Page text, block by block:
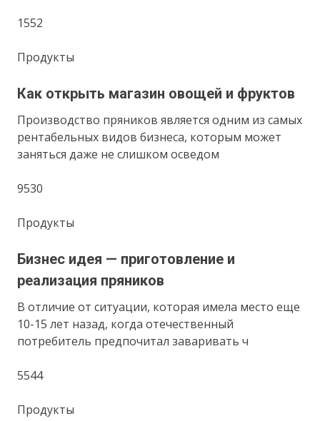
1552
Продукты
Как открыть магазин овощей и фруктов
Производство пряников является одним из самых
рентабельных видов бизнеса, которым может
заняться даже не слишком осведом
9530
Продукты
Бизнес идея — приготовление и
реализация пряников
В отличие от ситуации, которая имела место еще
10-15 лет назад, когда отечественный
потребитель предпочитал заваривать ч
5544
Продукты